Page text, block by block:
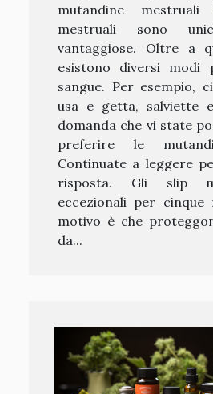
mutandine
mestruali sono
vantaggiose. Oltre a
esistono diversi modi
sangue. Per esempio,
usa e getta, salviette
domanda che vi state
preferire le
Continuate a leggere
risposta. Gli slip
eccezionali per
motivo è che
da...